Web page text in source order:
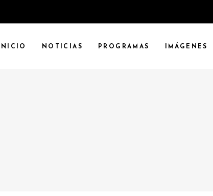
INICIO NOTICIAS PROGRAMAS IMÁGENES